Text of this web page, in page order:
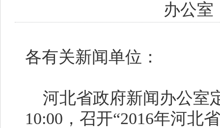
办公室
各有关新闻单位：
河北省政府新闻办公室
10:00，召开“2016年河北